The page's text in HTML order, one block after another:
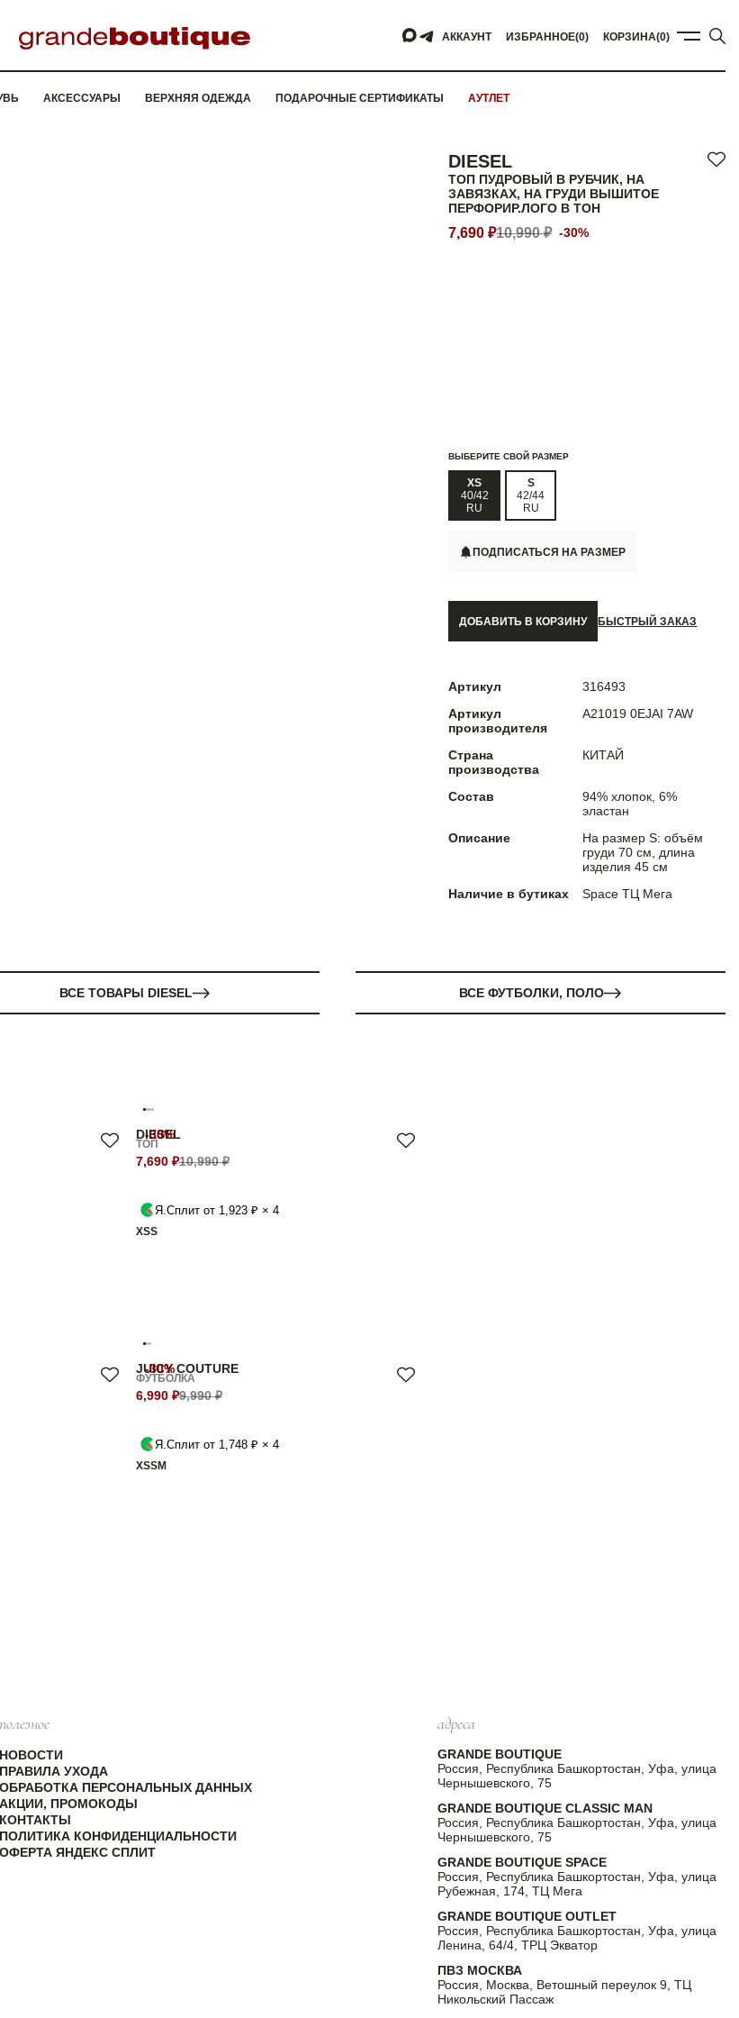
АККАУНТ ИЗБРАННОЕ(0) КОРЗИНА(0)
АКСЕССУАРЫ ВЕРХНЯЯ ОДЕЖДА ПОДАРОЧНЫЕ СЕРТИФИКАТЫ АУТЛЕТ
DIESEL
ТОП ПУДРОВЫЙ В РУБЧИК, НА
ЗАВЯЗКАХ, НА ГРУДИ ВЫШИТОЕ
ПЕРФОРИР.ЛОГО В ТОН
7,690 ₽10,990 ₽ -30%
ВЫБЕРИТЕ СВОЙ РАЗМЕР
XS
40/42
RU
S
42/44
RU
ПОДПИСАТЬСЯ НА РАЗМЕР
ДОБАВИТЬ В КОРЗИНУ БЫСТРЫЙ ЗАКАЗ
Артикул
316493
Артикул
производителя
A21019 0EJAI 7AW
Страна
производства
КИТАЙ
Состав
94% хлопок, 6%
эластан
Описание
На размер S: объём
груди 70 см, длина
изделия 45 см
Наличие в бутиках
Space ТЦ Мега
ВСЕ ТОВАРЫ DIESEL ВСЕ ФУТБОЛКИ, ПОЛО
-30%
DIESEL
ТОП
7,690 ₽10,990 ₽
Я.Сплит от 1,923 ₽ × 4
XSS
-30%
JUICY COUTURE
ФУТБОЛКА
6,990 ₽9,990 ₽
Я.Сплит от 1,748 ₽ × 4
XSSM
полезное
НОВОСТИ
ПРАВИЛА УХОДА
ОБРАБОТКА ПЕРСОНАЛЬНЫХ ДАННЫХ
АКЦИИ, ПРОМОКОДЫ
КОНТАКТЫ
ПОЛИТИКА КОНФИДЕНЦИАЛЬНОСТИ
ОФЕРТА ЯНДЕКС СПЛИТ
адреса
GRANDE BOUTIQUE
Россия, Республика Башкортостан, Уфа, улица
Чернышевского, 75
GRANDE BOUTIQUE CLASSIC MAN
Россия, Республика Башкортостан, Уфа, улица
Чернышевского, 75
GRANDE BOUTIQUE SPACE
Россия, Республика Башкортостан, Уфа, улица
Рубежная, 174, ТЦ Мега
GRANDE BOUTIQUE OUTLET
Россия, Республика Башкортостан, Уфа, улица
Ленина, 64/4, ТРЦ Экватор
ПВЗ МОСКВА
Россия, Москва, Ветошный переулок 9, ТЦ
Никольский Пассаж